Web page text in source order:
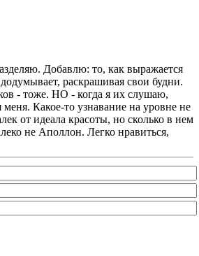
Добавлю: то, как выражается
раскрашивая свои будни.
- тоже. НО - когда я их слушаю,
Какое-то узнавание на уровне не
от идеала красоты, но сколько в нем
не Аполлон. Легко нравиться,